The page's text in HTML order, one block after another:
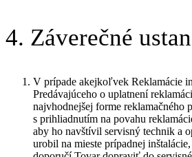
4. Záverečné
V prípade akejkoľvek Reklamácie
Predávajúceho o uplatnení
najvhodnejšej forme reklamačného
s prihliadnutím na povahu
aby ho navštívil servisný technik a
urobil na mieste prípadnej